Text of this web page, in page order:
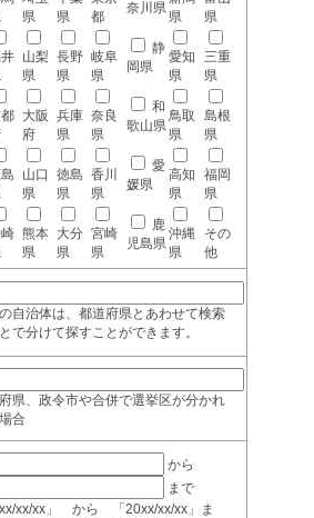
県
県
都
奈川県
県
県
山梨
県
長野
県
岐阜
県
静
岡県
愛知
県
三重
県
大阪
府
兵庫
県
奈良
県
和
歌山県
鳥取
県
島根
県
山口
県
徳島
県
香川
県
愛
媛県
高知
県
福岡
県
熊本
県
大分
県
宮崎
県
鹿
児島県
沖縄
県
その
他
自治体は、都道府県とあわせて検索
で分けて探すことができます。
県、政令市や合併で選挙区が分かれ
合
から
まで
xx/xx」 から 「20xx/xx/xx」ま